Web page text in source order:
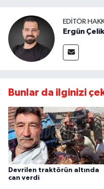
EDITÖR
Ergün Çelik
Bunlar da ilginizi
Devrilen traktörün altında
can verdi